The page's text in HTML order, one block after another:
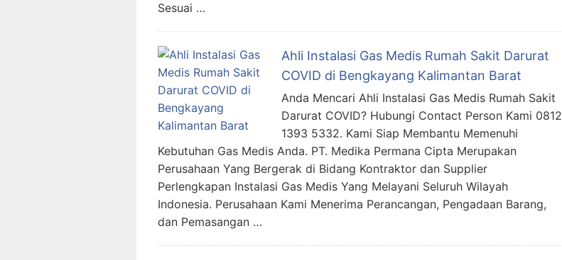
Sesuai …
Ahli Instalasi Gas Medis Rumah Sakit Darurat
COVID di Bengkayang Kalimantan Barat
Anda Mencari Ahli Instalasi Gas Medis Rumah Sakit
Darurat COVID? Hubungi Contact Person Kami 0812
1393 5332. Kami Siap Membantu Memenuhi
Kebutuhan Gas Medis Anda. PT. Medika Permana Cipta Merupakan
Perusahaan Yang Bergerak di Bidang Kontraktor dan Supplier
Perlengkapan Instalasi Gas Medis Yang Melayani Seluruh Wilayah
Indonesia. Perusahaan Kami Menerima Perancangan, Pengadaan Barang,
dan Pemasangan …